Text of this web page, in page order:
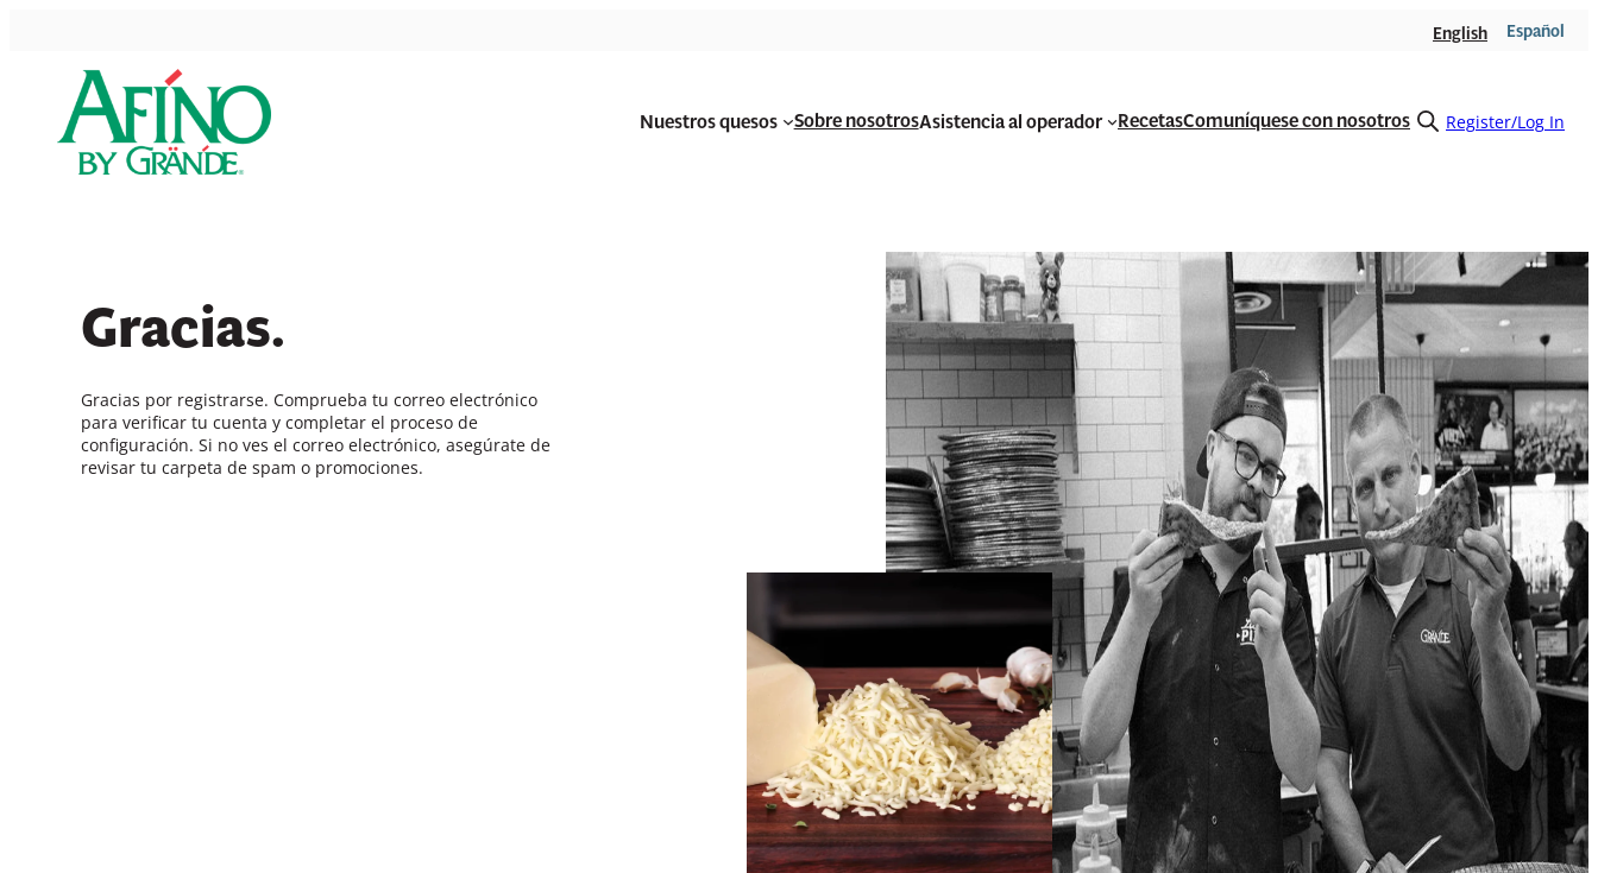
English Español
Nuestros quesos Sobre nosotrosAsistencia al operador RecetasComuníquese con nosotros Open
search
Register/Log In
Gracias.
Gracias por registrarse. Comprueba tu correo electrónico
para verificar tu cuenta y completar el proceso de
configuración. Si no ves el correo electrónico, asegúrate de
revisar tu carpeta de spam o promociones.